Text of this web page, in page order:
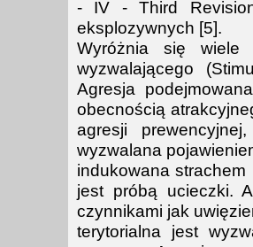
- IV - Third
eksplozywnych [5].
Wyróżnia się wiele
wyzwalającego
Agresja
obecnością
agresji
wyzwalana
indukowana
jest próbą ucieczki.
czynnikami jak
terytorialna jest